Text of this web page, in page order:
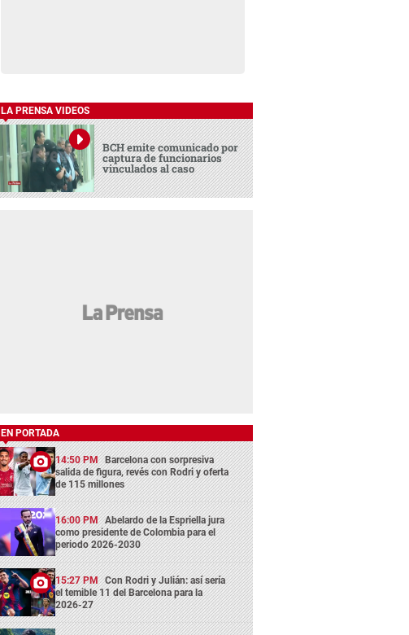
LA PRENSA VIDEOS
BCH emite comunicado por
captura de funcionarios
vinculados al caso
EN PORTADA
14:50 PM Barcelona con sorpresiva
salida de figura, revés con Rodri y oferta
de 115 millones
16:00 PM Abelardo de la Espriella jura
como presidente de Colombia para el
periodo 2026-2030
15:27 PM Con Rodri y Julián: así sería
el temible 11 del Barcelona para la
2026-27